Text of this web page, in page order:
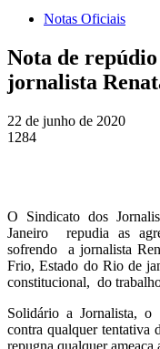
Notas Oficiais
Nota de
jornalista
22 de junho de 2020
1284
O Sindicato dos
Janeiro repudia as
sofrendo a jornalista
Frio, Estado do Rio de
constitucional, do
Solidário a Jornalista,
contra qualquer tentativa
repugna qualquer